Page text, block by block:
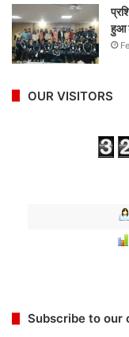
हुआ
OUR VISITORS
Subscribe to our